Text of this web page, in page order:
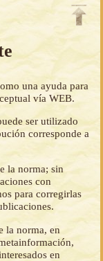
una ayuda para
vía WEB.
ser utilizado
corresponde a
la norma; sin
con
para corregirlas
la norma, en
en